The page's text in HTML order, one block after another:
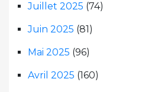
Juillet 2025 (74)
Juin 2025 (81)
Mai 2025 (96)
Avril 2025 (160)